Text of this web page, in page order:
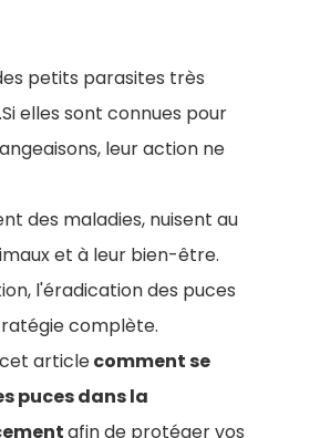
petits parasites très
elles sont connues pour
leur action ne
des maladies, nuisent au
et à leur bien-être.
l'éradication des puces
complète.
articlecomment se
puces dans la
afin de protéger vos